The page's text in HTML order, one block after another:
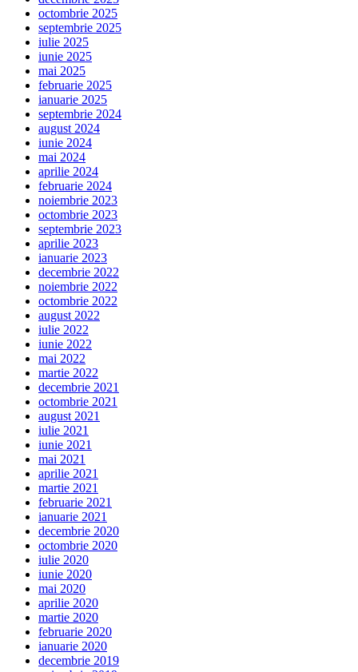
octombrie 2025
septembrie 2025
iulie 2025
iunie 2025
mai 2025
februarie 2025
ianuarie 2025
septembrie 2024
august 2024
iunie 2024
mai 2024
aprilie 2024
februarie 2024
noiembrie 2023
octombrie 2023
septembrie 2023
aprilie 2023
ianuarie 2023
decembrie 2022
noiembrie 2022
octombrie 2022
august 2022
iulie 2022
iunie 2022
mai 2022
martie 2022
decembrie 2021
octombrie 2021
august 2021
iulie 2021
iunie 2021
mai 2021
aprilie 2021
martie 2021
februarie 2021
ianuarie 2021
decembrie 2020
octombrie 2020
iulie 2020
iunie 2020
mai 2020
aprilie 2020
martie 2020
februarie 2020
ianuarie 2020
decembrie 2019